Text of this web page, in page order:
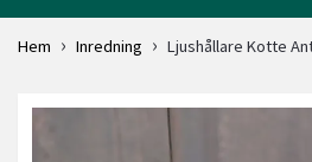
Hem Inredning Ljushållare Kotte